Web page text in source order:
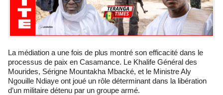
La médiation a une fois de plus montré son efficacité dans le
processus de paix en Casamance. Le Khalife Général des
Mourides, Sérigne Mountakha Mbacké, et le Ministre Aly
Ngouille Ndiaye ont joué un rôle déterminant dans la libération
d’un militaire détenu par un groupe armé.